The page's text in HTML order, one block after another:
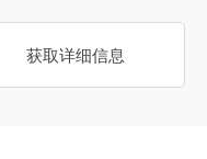
获取详细信息